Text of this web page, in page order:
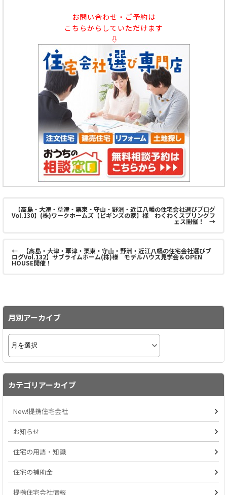
お問い合わせ・ご予約は
こちらからしていただけます
⇩
【高島・大津・草津・栗東・守山・野洲・近江八幡の住宅会社選びブログ
Vol.130】(株)ワークホームズ【ビギンズの家】様 わくわくスプリングフ
ェス開催！ →
← 【高島・大津・草津・栗東・守山・野洲・近江八幡の住宅会社選びブ
ログVol.132】サブライムホーム(株)様 モデルハウス見学会＆OPEN
HOUSE開催！
月別アーカイブ
カテゴリアーカイブ
New!提携住宅会社
お知らせ
住宅の用語・知識
住宅の補助金
提携住宅会社情報